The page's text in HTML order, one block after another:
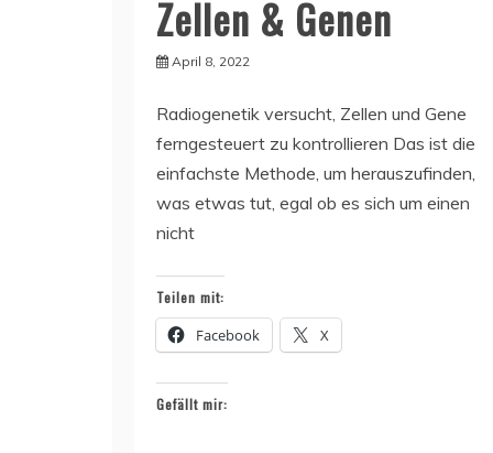
Zellen & Genen
April 8, 2022
Radiogenetik versucht, Zellen und Gene
ferngesteuert zu kontrollieren Das ist die
einfachste Methode, um herauszufinden,
was etwas tut, egal ob es sich um einen
nicht
Teilen mit:
Facebook X
Gefällt mir: